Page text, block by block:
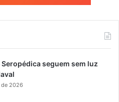
seguem sem luz
de 2026